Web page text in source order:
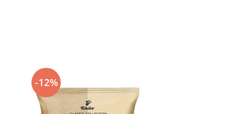
-12%